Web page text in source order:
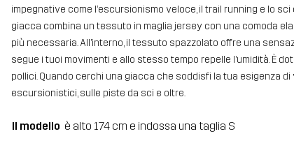
impegnative come l’escursionismo veloce, il trail running e lo
giacca combina un tessuto in maglia jersey con una comoda
più necessaria. All’interno, il tessuto spazzolato offre una
segue i tuoi movimenti e allo stesso tempo repelle l’umidità. È
pollici. Quando cerchi una giacca che soddisfi la tua esigenza
escursionistici, sulle piste da sci e oltre.
Il modello è alto 174 cm e indossa una taglia S